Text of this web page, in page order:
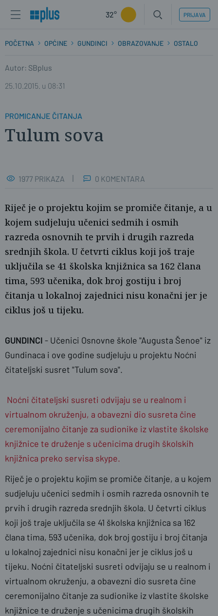
32° PRIJAVA
POČETNA OPĆINE GUNDINCI OBRAZOVANJE OSTALO
Autor: SBplus
25.10.2015. u 08:31
PROMICANJE ČITANJA
Tulum sova
1977 PRIKAZA 0 KOMENTARA
Riječ je o projektu kojim se promiče čitanje, a u
kojem sudjeluju učenici sedmih i osmih
razreda osnovnih te prvih i drugih razreda
srednjih škola. U četvrti ciklus koji još traje
uključila se 41 školska knjižnica sa 162 člana
tima, 593 učenika, dok broj gostiju i broj
čitanja u lokalnoj zajednici nisu konačni jer je
ciklus još u tijeku.
GUNDINCI - Učenici Osnovne škole "Augusta Šenoe" iz
Gundinaca i ove godine sudjeluju u projektu Noćni
čitateljski susret "Tulum sova".
Noćni čitateljski susreti odvijaju se u realnom i
virtualnom okruženju, a obavezni dio susreta čine
ceremonijalno čitanje za sudionike iz vlastite školske
knjižnice te druženje s učenicima drugih školskih
knjižnica preko servisa skype.
Riječ je o projektu kojim se promiče čitanje, a u kojem
sudjeluju učenici sedmih i osmih razreda osnovnih te
prvih i drugih razreda srednjih škola. U četvrti ciklus
koji još traje uključila se 41 školska knjižnica sa 162
člana tima, 593 učenika, dok broj gostiju i broj čitanja
u lokalnoj zajednici nisu konačni jer je ciklus još u
tijeku. Noćni čitateljski susreti odvijaju se u realnom i
virtualnom okruženju, a obavezni dio susreta čine
ceremonijalno čitanje za sudionike iz vlastite školske
knjižnice te druženje s učenicima drugih školskih